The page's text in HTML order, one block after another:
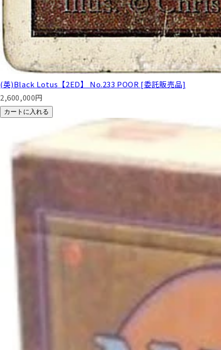
(英)Black Lotus【2ED】 No.233 POOR [委託販売品]
2,600,000円
カートに入れる